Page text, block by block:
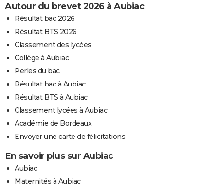
Autour du brevet 2026 à Aubiac
Résultat bac 2026
Résultat BTS 2026
Classement des lycées
Collège à Aubiac
Perles du bac
Résultat bac à Aubiac
Résultat BTS à Aubiac
Classement lycées à Aubiac
Académie de Bordeaux
Envoyer une carte de félicitations
En savoir plus sur Aubiac
Aubiac
Maternités à Aubiac